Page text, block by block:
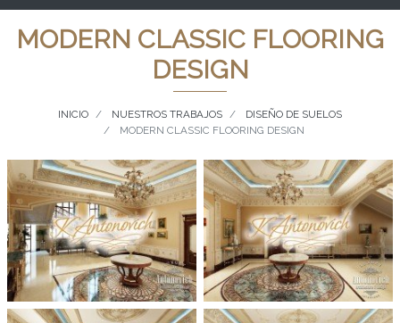
MODERN CLASSIC FLOORING
DESIGN
INICIO NUESTROS TRABAJOS
DISEÑO DE SUELOS
MODERN CLASSIC FLOORING DESIGN